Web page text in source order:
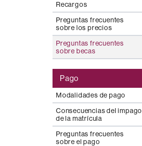
Recargos
Preguntas frecuentes
sobre los precios
Preguntas frecuentes
sobre becas
Pago
Modalidades de pago
Consecuencias del impago
de la matrícula
Preguntas frecuentes
sobre el pago